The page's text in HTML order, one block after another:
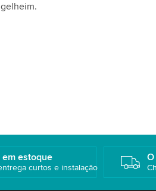
estoque
curtos e instalação